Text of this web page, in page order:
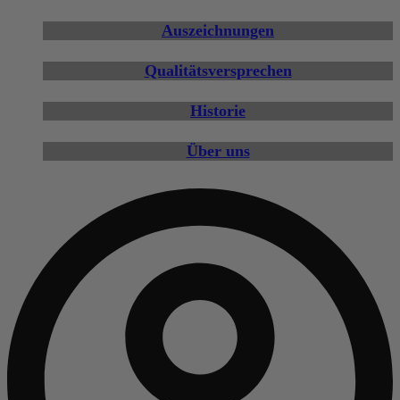
Auszeichnungen
Qualitätsversprechen
Historie
Über uns